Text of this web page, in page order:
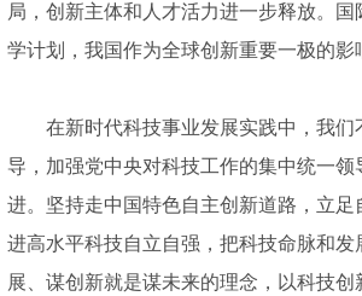
局，创新主体和人才活力进一步释放。
学计划，我国作为全球创新重要一极的影
在新时代科技事业发展实践中，我们
导，加强党中央对科技工作的集中统一
进。坚持走中国特色自主创新道路，立
进高水平科技自立自强，把科技命脉和
展、谋创新就是谋未来的理念，以科技